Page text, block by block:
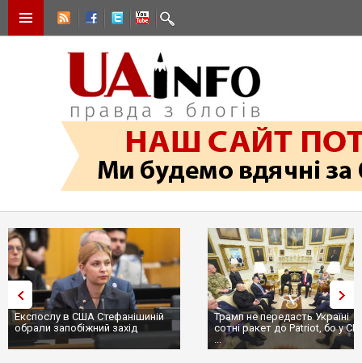
Експослу в США Стефанішиній
обрали запобіжний захід
Трамп не передасть Україні
сотні ракет до Patriot, бо у
...